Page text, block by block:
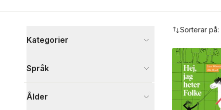
Kategorier
Visa fler
Språk
Ålder
Sorterar på: